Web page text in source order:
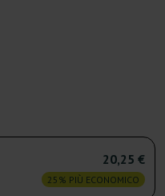
20,25 €
25% PIÙ ECONOMICO